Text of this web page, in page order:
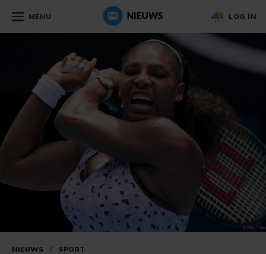
MENU LOG IN
NIEUWS / SPORT